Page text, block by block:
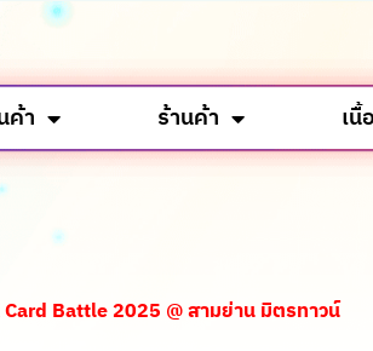
ค้า ร้านค้า เนื้
Battle 2025 @ สามย่าน มิตรทาวน์